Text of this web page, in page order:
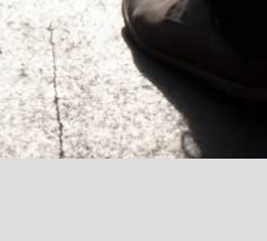
本代表“敗戦”の真実 選手が明か